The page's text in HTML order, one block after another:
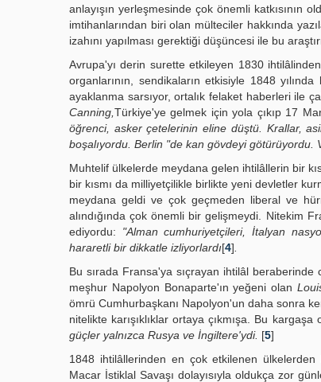
anlayışın yerleşmesinde çok önemli katkısının
imtihanlarından biri olan mülteciler hakkında
izahını yapılması gerektiği düşüncesi ile bu
Avrupa'yı derin surette etkileyen 1830
organlarının, sendikaların etkisiyle 1848
ayaklanma sarsıyor, ortalık felaket haberleri ile
Canning, Türkiye'ye gelmek için yola çıkıp 17
öğrenci, asker çetelerinin eline düştü. Krallar,
boşalıyordu. Berlin "de kan gövdeyi götürüyordu.
Muhtelif ülkelerde meydana gelen ihtilâllerin bir
bir kısmı da milliyetçilikle birlikte yeni devletler
meydana geldi ve çok geçmeden liberal ve
alındığında çok önemli bir geliş­meydi. Nitekim
ediyordu: "Alman cumhuriyetçileri, İtalyan
hararetli bir dikkatle izliyorlardı[4]
Bu sırada Fransa'ya sıçrayan ihtilâl
meşhur Napolyon Bonaparte'ın yeğeni olan
ömrü Cumhurbaşkanı Napolyon'un daha sonra
nitelikte karışıklıklar ortaya çık­mışa. Bu kargaşa
güçler yalnızca Rusya ve İngiltere'ydi. [5]
1848 ihtilâllerinden en çok etkilenen ülkelerden
Macar İstiklal Savaşı dolayısıyla oldukça zor